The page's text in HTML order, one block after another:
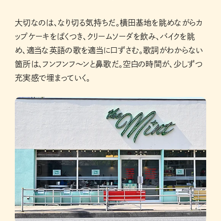
大切なのは、なり切る気持ちだ。横田基地を眺めながらカ
ップケーキをぱくつき、クリームソーダを飲み、バイクを眺
め、適当な英語の歌を適当に口ずさむ。歌詞がわからない
箇所は、フンフンフ〜ンと鼻歌だ。空白の時間が、少しずつ
充実感で埋まっていく。